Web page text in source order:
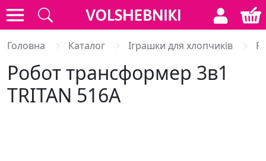
Головна Каталог Іграшки для хлопчиків
Робот трансформер 3в1
TRITAN 516A